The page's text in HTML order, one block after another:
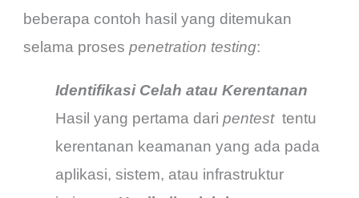
beberapa contoh hasil yang ditemukan
selama prosespenetration testing:
Identifikasi Celah atau Kerentanan
Hasil yang pertama daripentesttentu
kerentanan keamanan yang ada pada
aplikasi, sistem, atau infrastruktur